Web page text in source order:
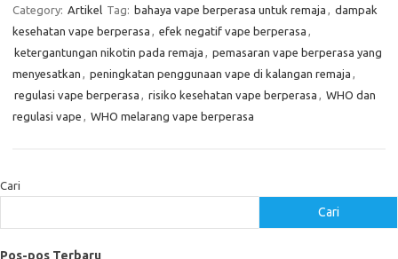
Category: Artikel Tag: bahaya vape berperasa untuk remaja , dampak
kesehatan vape berperasa , efek negatif vape berperasa ,
ketergantungan nikotin pada remaja , pemasaran vape berperasa yang
menyesatkan , peningkatan penggunaan vape di kalangan remaja ,
regulasi vape berperasa , risiko kesehatan vape berperasa , WHO dan
regulasi vape , WHO melarang vape berperasa
Cari
Cari
Pos-pos Terbaru